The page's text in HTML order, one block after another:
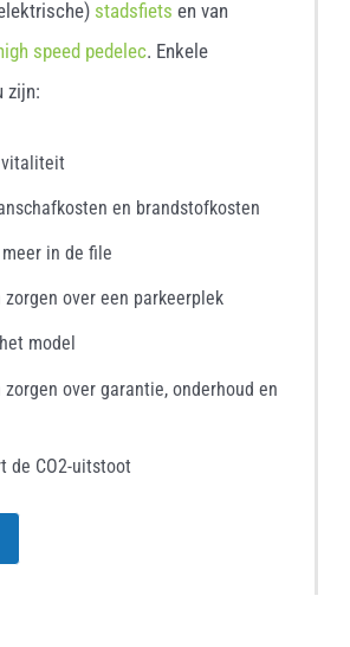
stadsfiets en van
speed pedelec. Enkele
zijn:
vitaliteit
en brandstofkosten
in de file
over een parkeerplek
model
over garantie, onderhoud en
de CO2-uitstoot